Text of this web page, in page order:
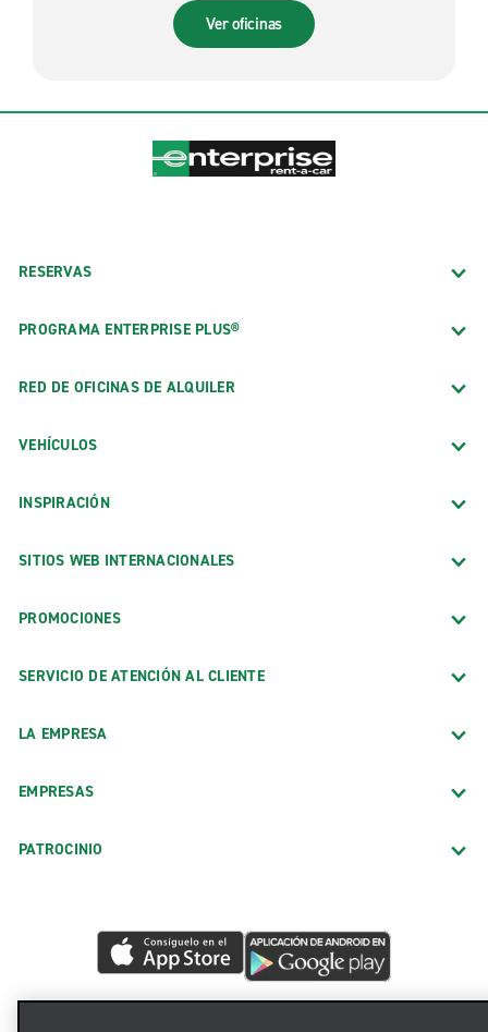
Ver oficinas
RESERVAS
PROGRAMA ENTERPRISE PLUS®
RED DE OFICINAS DE ALQUILER
VEHÍCULOS
INSPIRACIÓN
SITIOS WEB INTERNACIONALES
PROMOCIONES
SERVICIO DE ATENCIÓN AL CLIENTE
LA EMPRESA
EMPRESAS
PATROCINIO